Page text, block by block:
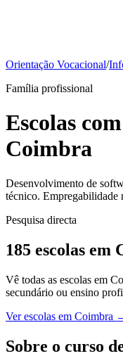
Orientação Vocacional/
Família profissional
Escolas
Coimbra
Desenvolvimento de
técnico. Empregabilidade
Pesquisa directa
185 escolas em
Vê todas as escolas em
secundário ou ensino
Ver escolas em Coimbra
Sobre o curso